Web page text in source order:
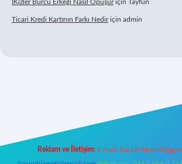
İKizler Burcu Erkeği Nasıl Öpüşüriçin Tayfun
Ticari Kredi Kartının Farkı Nediriçin admin
Reklam ve İletişim: E-mail: